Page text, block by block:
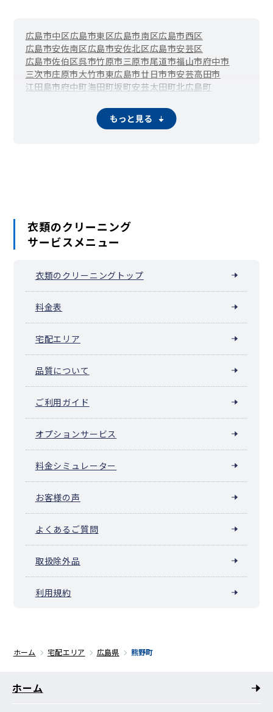
広島市中区広島市東区広島市南区広島市西区
広島市安佐南区広島市安佐北区広島市安芸区
広島市佐伯区呉市竹原市三原市尾道市福山市府中市
三次市庄原市大竹市東広島市廿日市市安芸高田市
江田島市府中町海田町坂町安芸太田町北広島町
もっと見る
衣類のクリーニング
サービスメニュー
衣類のクリーニングトップ
料金表
宅配エリア
品質について
ご利用ガイド
オプションサービス
料金シミュレーター
お客様の声
よくあるご質問
取扱除外品
利用規約
ホーム 宅配エリア 広島県 熊野町
ホーム